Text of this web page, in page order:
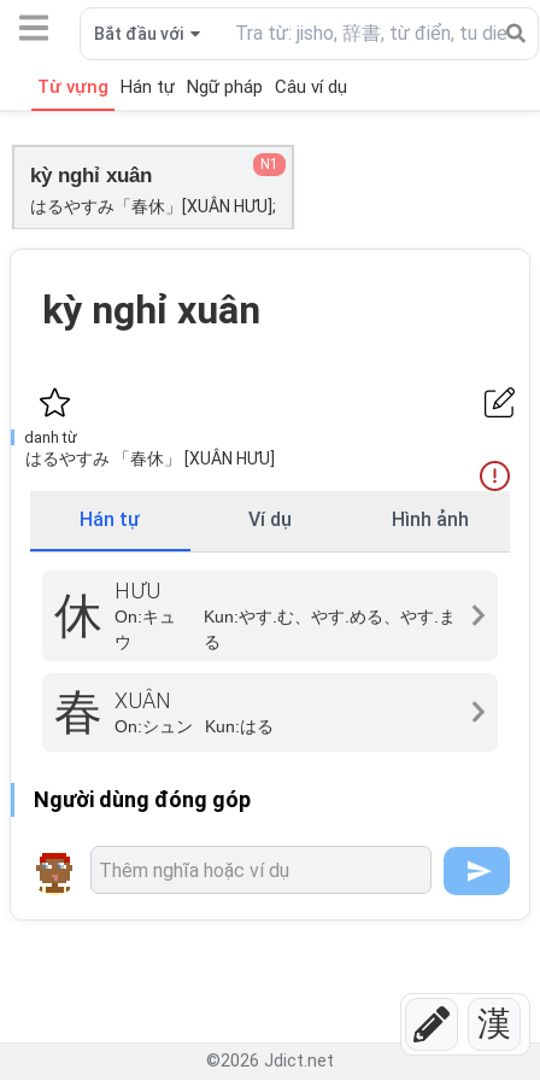
漢
Bắt đầu với
Từ vựng Hán tự Ngữ pháp Câu ví dụ
kỳ nghỉ xuân
はるやすみ「春休」[XUÂN HƯU];
N1
kỳ nghỉ xuân
danh từ
はるやすみ 「春休」 [XUÂN HƯU]
Hán tự Ví dụ Hình ảnh
休 HƯU
On:キュ
ウ
Kun:やす.む、やす.める、やす.ま
る
春 XUÂN
On:シュン Kun:はる
Người dùng đóng góp
©2026 Jdict.net